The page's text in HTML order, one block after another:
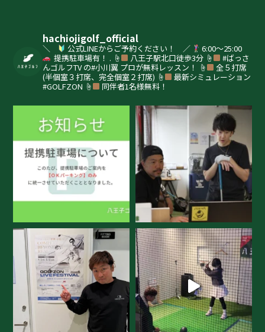
hachiojigolf_official
＼ 公式LINEからご予約ください！ ／
6:00〜25:00
提携駐車場有！ . ☝ 八王子駅北口徒歩3分 ☝
#ばっさ
んゴルフTV の#小川翼 プロが無料レッスン！
☝
全５打席
(半個室３打席、完全個室２打席) ☝
最新シミュレーション
#GOLFZON ☝ 同伴者1名様無料！